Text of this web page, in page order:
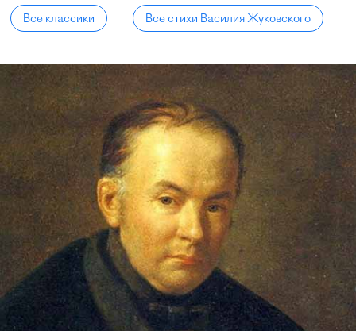
Все классики Все стихи Василия Жуковского